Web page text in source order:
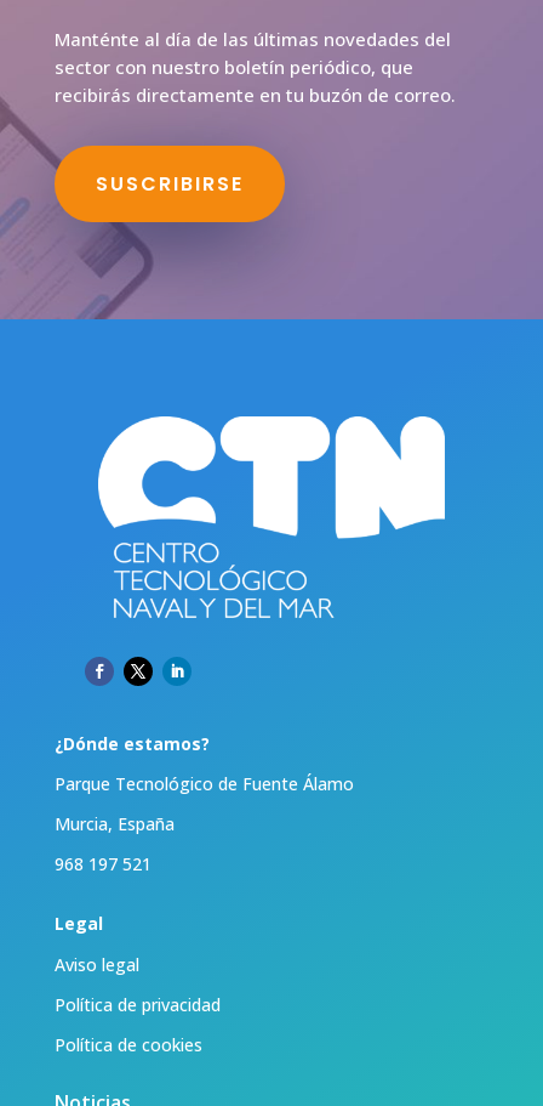
Manténte al día de las últimas novedades del
sector con nuestro boletín periódico, que
recibirás directamente en tu buzón de correo.
SUSCRIBIRSE
¿Dónde estamos?
Parque Tecnológico de Fuente Álamo
Murcia, España
968 197 521
Legal
Aviso legal
Política de privacidad
Política de cookies